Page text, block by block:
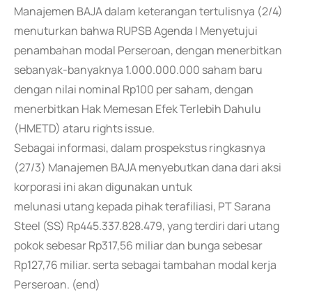
Manajemen BAJA dalam keterangan tertulisnya (2/4)
menuturkan bahwa RUPSB Agenda I Menyetujui
penambahan modal Perseroan, dengan menerbitkan
sebanyak-banyaknya 1.000.000.000 saham baru
dengan nilai nominal Rp100 per saham, dengan
menerbitkan Hak Memesan Efek Terlebih Dahulu
(HMETD) ataru rights issue.
Sebagai informasi, dalam prospekstus ringkasnya
(27/3) Manajemen BAJA menyebutkan dana dari aksi
korporasi ini akan digunakan untuk
melunasi utang kepada pihak terafiliasi, PT Sarana
Steel (SS) Rp445.337.828.479, yang terdiri dari utang
pokok sebesar Rp317,56 miliar dan bunga sebesar
Rp127,76 miliar. serta sebagai tambahan modal kerja
Perseroan. (end)